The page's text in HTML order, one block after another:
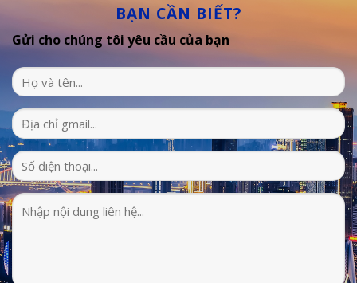
BẠN CẦN BIẾT?
Gửi cho chúng tôi yêu cầu của bạn